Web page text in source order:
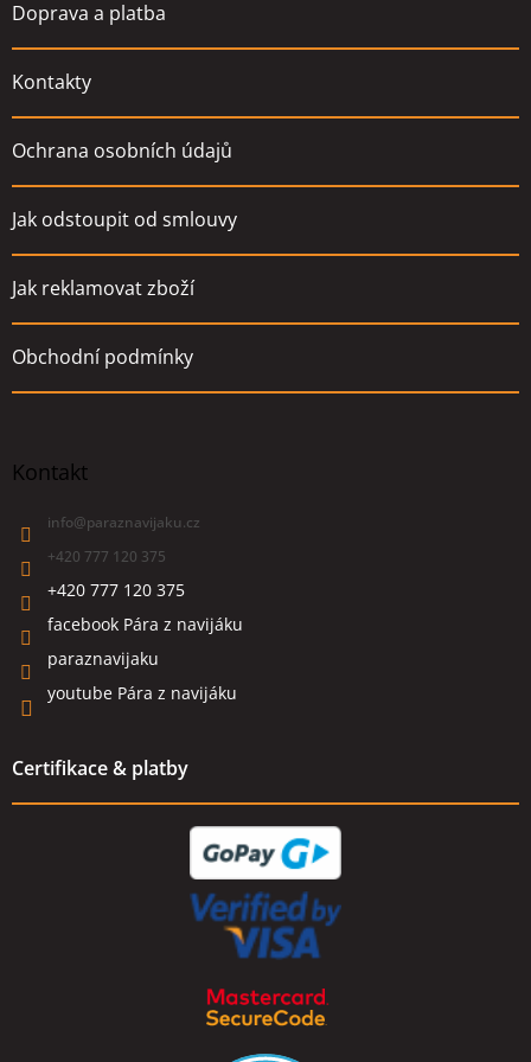
Doprava a platba
Kontakty
Ochrana osobních údajů
Jak odstoupit od smlouvy
Jak reklamovat zboží
Obchodní podmínky
Kontakt
info@paraznavijaku.cz
+420 777 120 375
+420 777 120 375
facebook Pára z navijáku
paraznavijaku
youtube Pára z navijáku
Certifikace & platby